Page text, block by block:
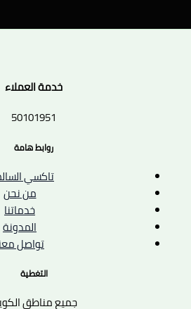
خدمة العملاء
50101951
روابط هامة
تاكسي
من نحن
خدماتنا
المدونة
تواصل
التغطية
جميع مناطق